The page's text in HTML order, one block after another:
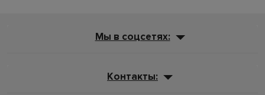
Мы в соцсетях:
Контакты: